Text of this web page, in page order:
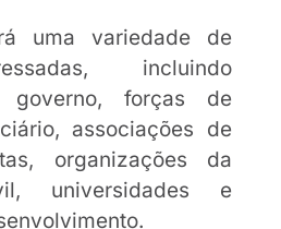
uma variedade de
incluindo
governo, forças de
associações de
organizações da
universidades e